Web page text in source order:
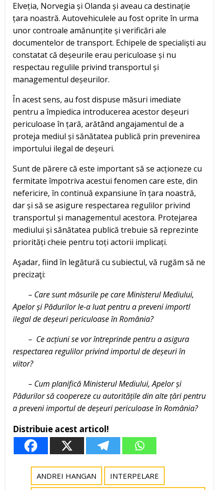
Elveția, Norvegia și Olanda și aveau ca destinație
țara noastră. Autovehiculele au fost oprite în urma
unor controale amănunțite și verificări ale
documentelor de transport. Echipele de specialiști au
constatat că deșeurile erau periculoase și nu
respectau regulile privind transportul și
managementul deșeurilor.
În acest sens, au fost dispuse măsuri imediate
pentru a împiedica introducerea acestor deșeuri
periculoase în țară, arătând angajamentul de a
proteja mediul și sănătatea publică prin prevenirea
importului ilegal de deșeuri.
Sunt de părere că este important să se acționeze cu
fermitate împotriva acestui fenomen care este, din
nefericire, în continuă expansiune în țara noastră,
dar și să se asigure respectarea regulilor privind
transportul și managementul acestora. Protejarea
mediului și sănătatea publică trebuie să reprezinte
priorități cheie pentru toți actorii implicați.
Aşadar, fiind în legătură cu subiectul, vă rugăm să ne
precizaţi:
– Care sunt măsurile pe care Ministerul Mediului,
Apelor și Pădurilor le-a luat pentru a preveni importl
ilegal de deșeuri periculoase în România?
– Ce acțiuni se vor întreprinde pentru a asigura
respectarea regulilor privind importul de deșeuri în
viitor?
– Cum planifică Ministerul Mediului, Apelor și
Pădurilor să coopereze cu autoritățile din alte țări pentru
a preveni importul de deșeuri periculoase în România?
Distribuie acest articol!
ANDREI HANGAN INTERPELARE